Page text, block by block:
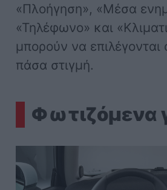
«Πλοήγηση», «Μέσα
«Τηλέφωνο» και
μπορούν να επιλέγονται
πάσα στιγμή.
Φωτιζόμενα